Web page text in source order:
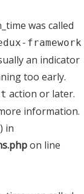
was called
framework
an indicator
too early.
action or later.
information.
in
on line